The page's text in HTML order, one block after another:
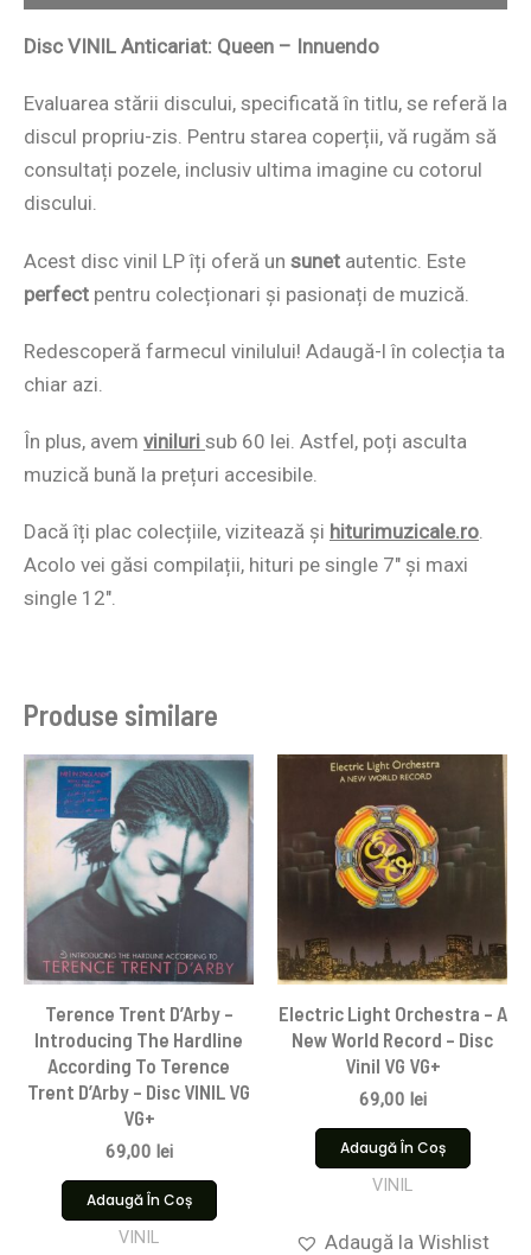
Disc VINIL Anticariat: Queen – Innuendo
Evaluarea stării discului, specificată în titlu, se referă la
discul propriu-zis. Pentru starea coperții, vă rugăm să
consultați pozele, inclusiv ultima imagine cu cotorul
discului.
Acest disc vinil LP îți oferă un sunet autentic. Este
perfect pentru colecționari și pasionați de muzică.
Redescoperă farmecul vinilului! Adaugă-l în colecția ta
chiar azi.
În plus, avem viniluri sub 60 lei. Astfel, poți asculta
muzică bună la prețuri accesibile.
Dacă îți plac colecțiile, vizitează și hiturimuzicale.ro.
Acolo vei găsi compilații, hituri pe single 7″ și maxi
single 12″.
Produse similare
Terence Trent D’Arby –
Introducing The Hardline
According To Terence
Trent D’Arby – Disc VINIL VG
VG+
69,00 lei
Adaugă În Coș
VINIL
Electric Light Orchestra – A
New World Record – Disc
Vinil VG VG+
69,00 lei
Adaugă În Coș
VINIL
Adaugă la Wishlist